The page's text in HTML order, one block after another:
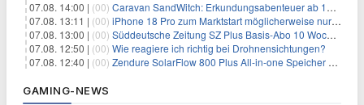
07.08. 14:00 | (00) Caravan SandWitch: Erkundungsabenteuer ab 13.08. gratis im Epic Games Store
07.08. 13:11 | (00) iPhone 18 Pro zum Marktstart möglicherweise nur begrenzt verfügbar
07.08. 13:00 | (00) Süddeutsche Zeitung SZ Plus Basis-Abo 10 Wochen für 10€
07.08. 12:50 | (00) Wie reagiere ich richtig bei Drohnensichtungen?
07.08. 12:40 | (00) Zendure SolarFlow 800 Plus All-in-one Speicher + Zusatzspeicher AB2000L für 618,96€ – 3,84kWh fürs Balkonkraftwerk
GAMING-NEWS